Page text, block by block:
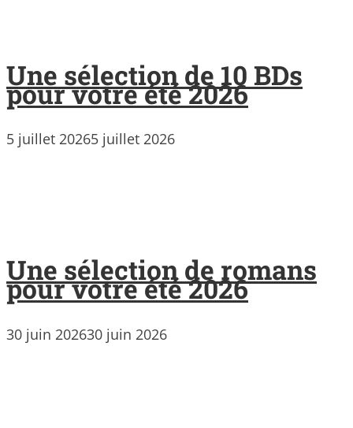
Une sélection de 10 BDs
pour votre été 2026
5 juillet 20265 juillet 2026
Une sélection de romans
pour votre été 2026
30 juin 202630 juin 2026